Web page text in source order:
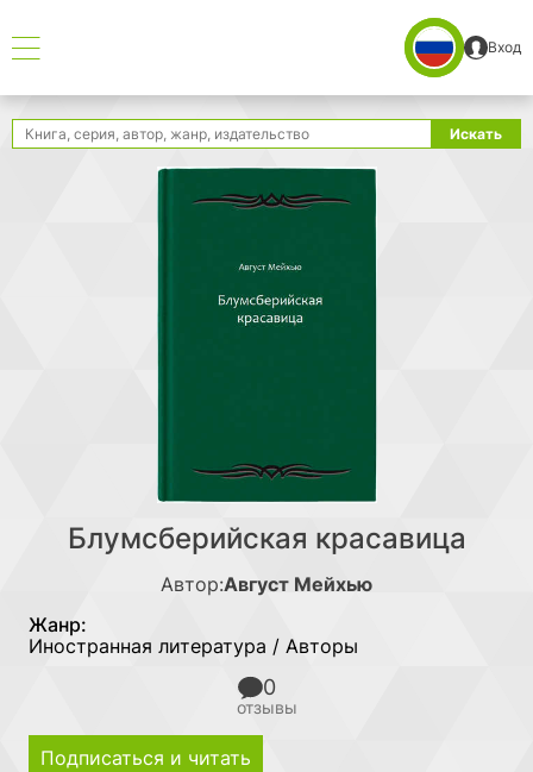
Вход
Поиск Искать
Блумсберийская красавица
Автор:Август Мейхью
Жанр:
Иностранная литература / Авторы
0
отзывы
Подписаться и читать